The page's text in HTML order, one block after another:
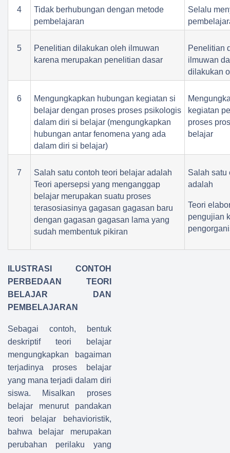
4
Tidak berhubungan dengan metode
pembelajaran
Selalu
5
Penelitian dilakukan oleh ilmuwan
karena merupakan penelitian dasar
Penelitian
ilmuwan
dilakukan
6
Mengungkapkan hubungan kegiatan si
belajar dengan proses proses psikologis
dalam diri si belajar (mengungkapkan
hubungan antar fenomena yang ada
dalam diri si belajar)
kegiatan
proses
belajar
7
Salah satu contoh teori belajar adalah
Teori apersepsi yang menganggap
belajar merupakan suatu proses
terasosiasinya gagasan gagasan baru
dengan gagasan gagasan lama yang
sudah membentuk pikiran
Salah satu
adalah
Teori
pengujian
ILUSTRASI CONTOH
PERBEDAAN TEORI
BELAJAR DAN
PEMBELAJARAN
Sebagai contoh, bentuk
deskriptif teori belajar
mengungkapkan bagaiman
terjadinya proses belajar
yang mana terjadi dalam diri
siswa. Misalkan proses
belajar menurut pandakan
teori belajar behavioristik,
bahwa belajar merupakan
perubahan perilaku yang